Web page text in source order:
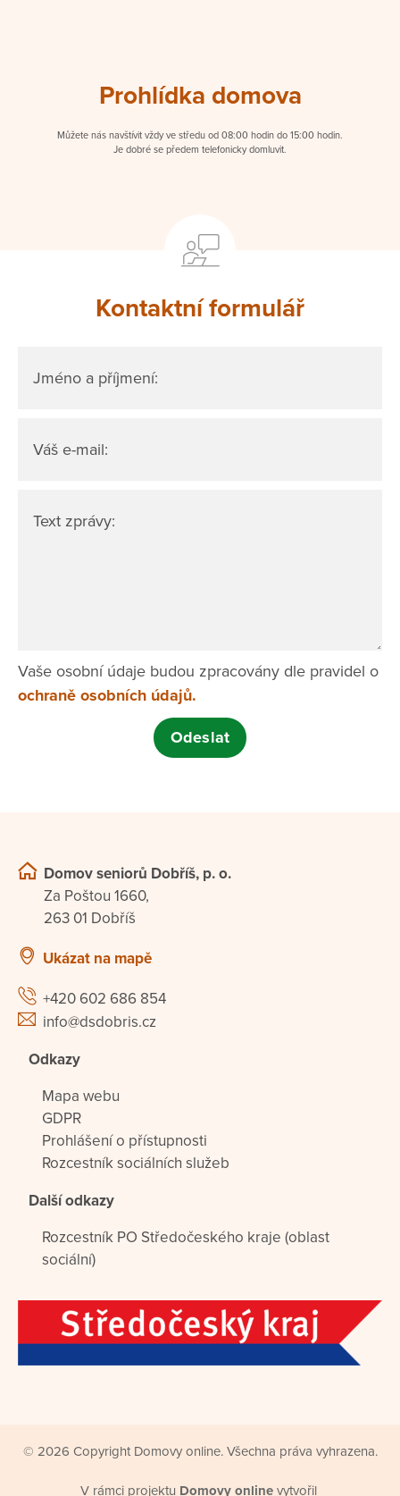
Prohlídka domova
Můžete nás navštívit vždy ve středu od 08:00 hodin do 15:00 hodin.
Je dobré se předem telefonicky domluvit.
Kontaktní formulář
Jméno a příjmení:
Váš e-mail:
Text zprávy:
Vaše osobní údaje budou zpracovány dle pravidel o
ochraně osobních údajů.
Domov seniorů Dobříš, p. o.
Za Poštou 1660,
263 01 Dobříš
Ukázat na mapě
+420 602 686 854
info@dsdobris.cz
Odkazy
Mapa webu
GDPR
Prohlášení o přístupnosti
Rozcestník sociálních služeb
Další odkazy
Rozcestník PO Středočeského kraje (oblast
sociální)
© 2026 Copyright Domovy online. Všechna práva vyhrazena.
V rámci projektu Domovy onlinevytvořil